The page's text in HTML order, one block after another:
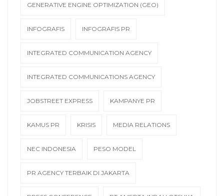
GENERATIVE ENGINE OPTIMIZATION (GEO)
INFOGRAFIS INFOGRAFIS PR
INTEGRATED COMMUNICATION AGENCY
INTEGRATED COMMUNICATIONS AGENCY
JOBSTREET EXPRESS KAMPANYE PR
KAMUS PR KRISIS MEDIA RELATIONS
NEC INDONESIA PESO MODEL
PR AGENCY TERBAIK DI JAKARTA